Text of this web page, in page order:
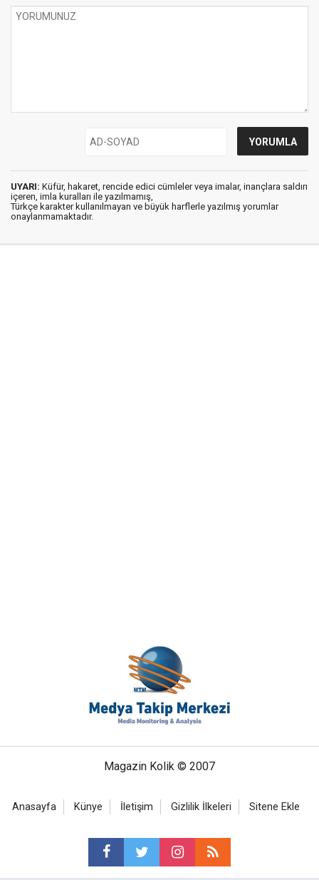
UYARI: Küfür, hakaret, rencide edici cümleler veya imalar, inançlara saldırı
içeren, imla kuralları ile yazılmamış,
Türkçe karakter kullanılmayan ve büyük harflerle yazılmış yorumlar
onaylanmamaktadır.
Magazin Kolik © 2007
Anasayfa Künye İletişim Gizlilik İlkeleri Sitene Ekle